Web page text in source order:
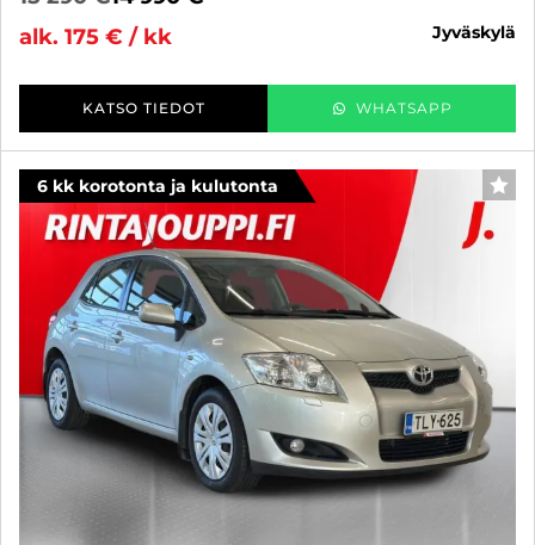
alk. 175 € / kk
jyväskylä
KATSO TIEDOT WHATSAPP
6 kk korotonta ja kulutonta